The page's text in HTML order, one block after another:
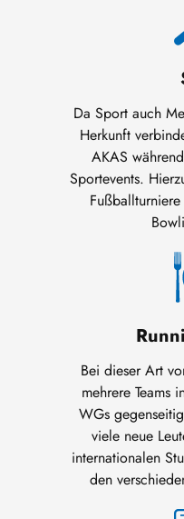
Da Sport auch
Herkunft
AKAS
Sportevents.
Bei dieser Art
mehrere Teams
WGs
viele neue
internationalen
den